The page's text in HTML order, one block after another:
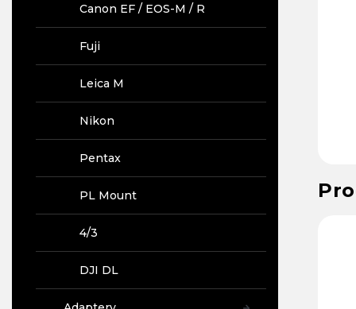
Canon EF / EOS-M / R
Fuji
Leica M
Nikon
Pentax
PL Mount
4/3
DJI DL